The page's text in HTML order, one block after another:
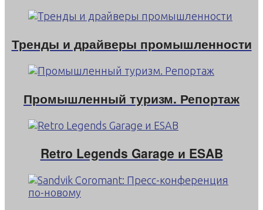
Тренды и драйверы промышленности
Промышленный туризм. Репортаж
Retro Legends Garage и ESAB